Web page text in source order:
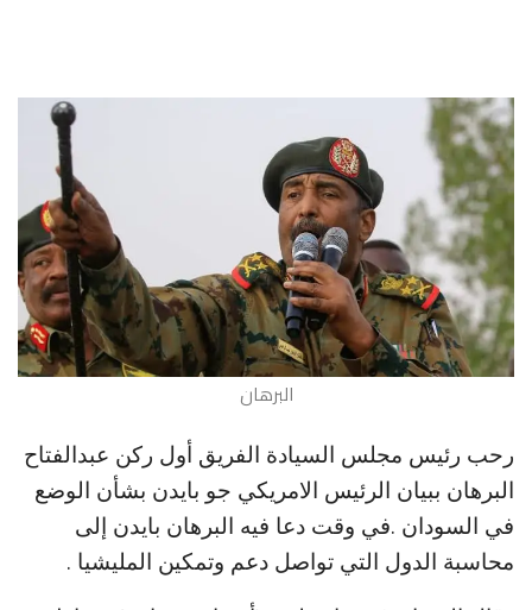
البرهان
رحب رئيس مجلس السيادة الفريق أول ركن عبدالفتاح
البرهان ببيان الرئيس الامريكي جو بايدن بشأن الوضع
في السودان .في وقت دعا فيه البرهان بايدن إلى
محاسبة الدول التي تواصل دعم وتمكين المليشيا .